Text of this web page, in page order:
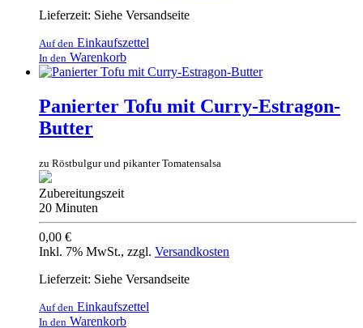
Lieferzeit: Siehe Versandseite
Auf den Einkaufszettel
In den Warenkorb
Panierter Tofu mit Curry-Estragon-
Butter
zu Röstbulgur und pikanter Tomatensalsa
Zubereitungszeit
20 Minuten
0,00 €
Inkl. 7% MwSt., zzgl. Versandkosten
Lieferzeit: Siehe Versandseite
Auf den Einkaufszettel
In den Warenkorb